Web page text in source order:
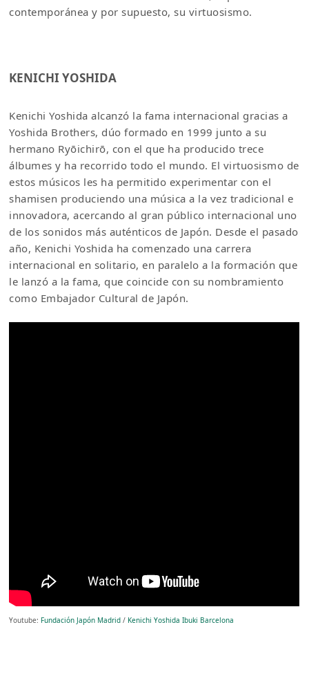
contemporánea y por supuesto, su virtuosismo.
KENICHI YOSHIDA
Kenichi Yoshida alcanzó la fama internacional gracias a
Yoshida Brothers, dúo formado en 1999 junto a su
hermano Ryōichirō, con el que ha producido trece
álbumes y ha recorrido todo el mundo. El virtuosismo de
estos músicos les ha permitido experimentar con el
shamisen produciendo una música a la vez tradicional e
innovadora, acercando al gran público internacional uno
de los sonidos más auténticos de Japón. Desde el pasado
año, Kenichi Yoshida ha comenzado una carrera
internacional en solitario, en paralelo a la formación que
le lanzó a la fama, que coincide con su nombramiento
como Embajador Cultural de Japón.
Youtube: Fundación Japón Madrid / Kenichi Yoshida Ibuki Barcelona